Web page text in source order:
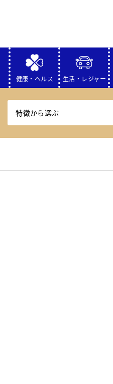
健康・ヘルス 生活・レジャー
特徴から選ぶ